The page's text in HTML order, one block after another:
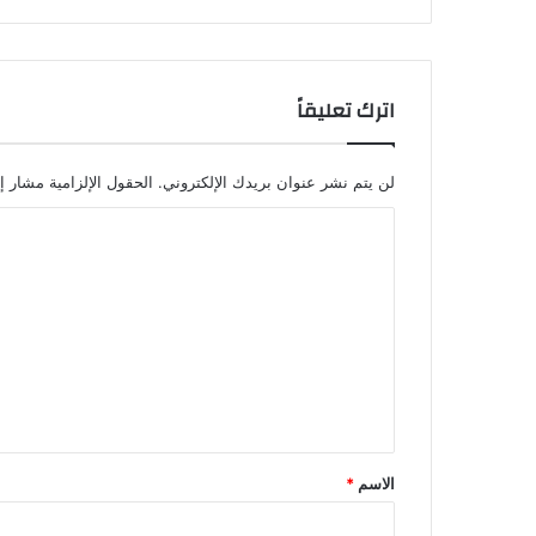
اترك تعليقاً
لن يتم نشر عنوان بريدك الإلكتروني. الحقول الإلزامية مشار
*
الاسم *